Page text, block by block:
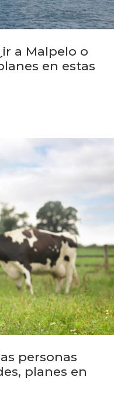
a Malpelo o
en estas
personas
planes en